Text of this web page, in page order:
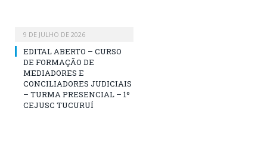
9 DE JULHO DE 2026
EDITAL ABERTO – CURSO
DE FORMAÇÃO DE
MEDIADORES E
CONCILIADORES JUDICIAIS
– TURMA PRESENCIAL – 1º
CEJUSC TUCURUÍ